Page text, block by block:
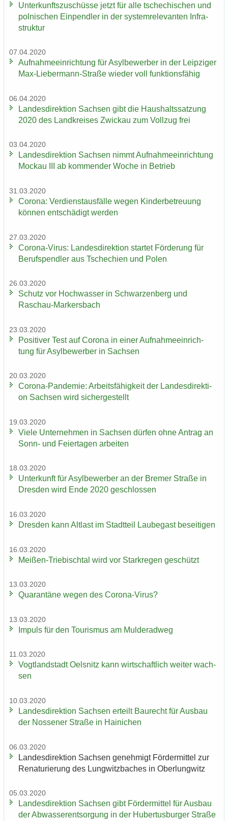
Un­ter­kunfts­zu­schüs­se jetzt für alle tsche­chi­schen und
pol­ni­schen Ein­pend­ler in der sys­tem­re­le­van­ten In­fra­
struk­tur
07.04.2020
Auf­nah­me­ein­rich­tung für Asyl­be­wer­ber in der Leip­zi­ger
Max-​Liebermann-Straße wie­der voll funk­ti­ons­fä­hig
06.04.2020
Lan­des­di­rek­ti­on Sach­sen gibt die Haus­halts­sat­zung
2020 des Land­krei­ses Zwi­ckau zum Voll­zug frei
03.04.2020
Lan­des­di­rek­ti­on Sach­sen nimmt Auf­nah­me­ein­rich­tung
Mo­ckau III ab kom­men­der Woche in Be­trieb
31.03.2020
Co­ro­na: Ver­dienst­aus­fäl­le wegen Kin­der­be­treu­ung
kön­nen ent­schä­digt wer­den
27.03.2020
Corona-​Virus: Lan­des­di­rek­ti­on star­tet För­de­rung für
Be­rufs­pend­ler aus Tsche­chi­en und Polen
26.03.2020
Schutz vor Hoch­was­ser in Schwar­zen­berg und
Raschau-​Markersbach
23.03.2020
Po­si­ti­ver Test auf Co­ro­na in einer Auf­nah­me­ein­rich­
tung für Asyl­be­wer­ber in Sach­sen
20.03.2020
Corona-​Pandemie: Ar­beits­fä­hig­keit der Lan­des­di­rek­ti­
on Sach­sen wird si­cher­ge­stellt
19.03.2020
Viele Un­ter­neh­men in Sach­sen dür­fen ohne An­trag an
Sonn- und Fei­er­ta­gen ar­bei­ten
18.03.2020
Un­ter­kunft für Asyl­be­wer­ber an der Bre­mer Stra­ße in
Dres­den wird Ende 2020 ge­schlos­sen
16.03.2020
Dres­den kann Alt­last im Stadt­teil Lau­be­gast be­sei­ti­gen
16.03.2020
Meißen-​Triebischtal wird vor Stark­re­gen ge­schützt
13.03.2020
Qua­ran­tä­ne wegen des Corona-​Virus?
13.03.2020
Im­puls für den Tou­ris­mus am Mul­derad­weg
11.03.2020
Vogt­land­stadt Oels­nitz kann wirt­schaft­lich wei­ter wach­
sen
10.03.2020
Lan­des­di­rek­ti­on Sach­sen er­teilt Bau­recht für Aus­bau
der Nos­se­ner Stra­ße in Hai­ni­chen
06.03.2020
Lan­des­di­rek­ti­on Sach­sen ge­neh­migt För­der­mit­tel zur
Re­na­tu­rie­rung des Lung­witz­ba­ches in Ober­lung­witz
05.03.2020
Lan­des­di­rek­ti­on Sach­sen gibt För­der­mit­tel für Aus­bau
der Ab­was­ser­ent­sor­gung in der Hu­ber­tus­bur­ger Stra­ße